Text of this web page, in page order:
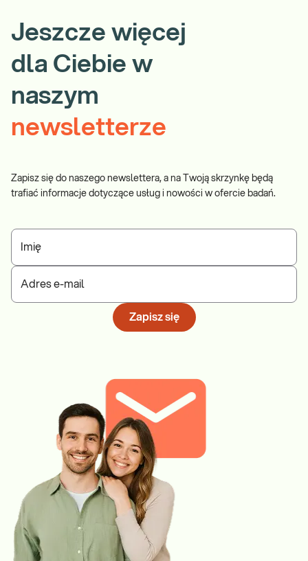
Jeszcze więcej
dla Ciebie w
naszym
newsletterze
Zapisz się do naszego newslettera, a na Twoją skrzynkę będą
trafiać informacje dotyczące usług i nowości w ofercie badań.
Imię
Adres e-mail
Zapisz się